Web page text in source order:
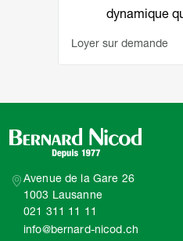
dynamique
Loyer sur demande
Avenue de la Gare 26
1003 Lausanne
021 311 11 11
info@bernard-nicod.ch